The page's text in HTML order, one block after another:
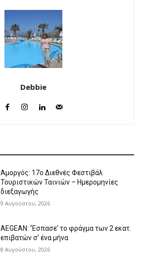
Debbie
Αμοργός: 17ο Διεθνές Φεστιβάλ
Τουριστικών Ταινιών – Ημερομηνίες
διεξαγωγής
9 Αυγούστου, 2026
AEGEAN: ‘Έσπασε’ το φράγμα των 2 εκατ.
επιβατών σ’ ένα μήνα
8 Αυγούστου, 2026